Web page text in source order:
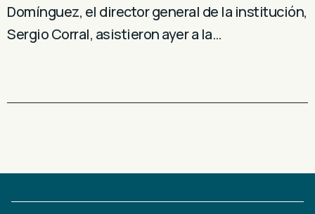
Domínguez, el director general de la institución,
Sergio Corral, asistieron ayer a la…